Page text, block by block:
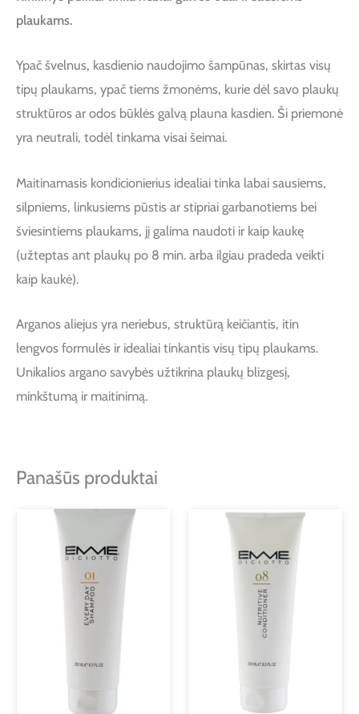
plaukams.
Ypač švelnus, kasdienio naudojimo šampūnas, skirtas visų
tipų plaukams, ypač tiems žmonėms, kurie dėl savo plaukų
struktūros ar odos būklės galvą plauna kasdien. Ši priemonė
yra neutrali, todėl tinkama visai šeimai.
Maitinamasis kondicionierius idealiai tinka labai sausiems,
silpniems, linkusiems pūstis ar stipriai garbanotiems bei
šviesintiems plaukams, jį galima naudoti ir kaip kaukę
(užteptas ant plaukų po 8 min. arba ilgiau pradeda veikti
kaip kaukė).
Arganos aliejus yra neriebus, struktūrą keičiantis, itin
lengvos formulės ir idealiai tinkantis visų tipų plaukams.
Unikalios argano savybės užtikrina plaukų blizgesį,
minkštumą ir maitinimą.
Panašūs produktai